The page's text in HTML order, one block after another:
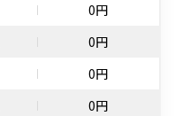
0円
0円
0円
0円